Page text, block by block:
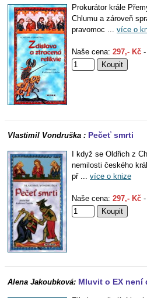
Prokurátor krále
Chlumu a zároveň
pravomoc ... více o
Naše cena: 297,- Kč
Vlastimil Vondruška : Pečeť smrti
I když se Oldřich z
nemilosti českého
př ... více o knize
Naše cena: 297,- Kč
Alena Jakoubková: Mluvit o EX není